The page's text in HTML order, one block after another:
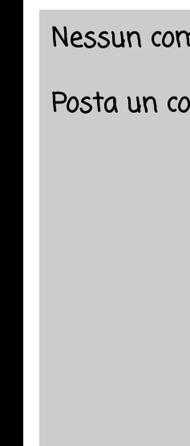
Nessun
Posta un